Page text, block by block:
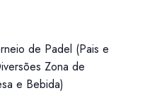
de Padel (Pais e
Zona de
e Bebida)